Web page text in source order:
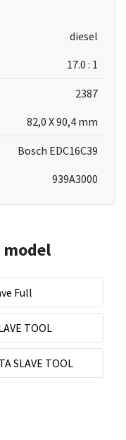
diesel
17.0 : 1
2387
82,0 X 90,4 mm
Bosch EDC16C39
939A3000
Full
TOOL
SLAVE TOOL